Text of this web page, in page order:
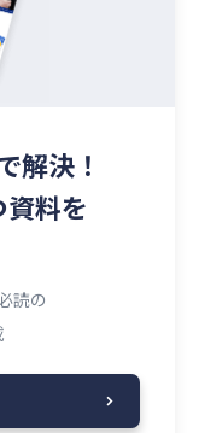
解決！
料を
読の